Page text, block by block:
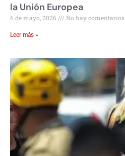
la Unión Europea
6 de mayo, 2026 No hay comentarios
Leer más »